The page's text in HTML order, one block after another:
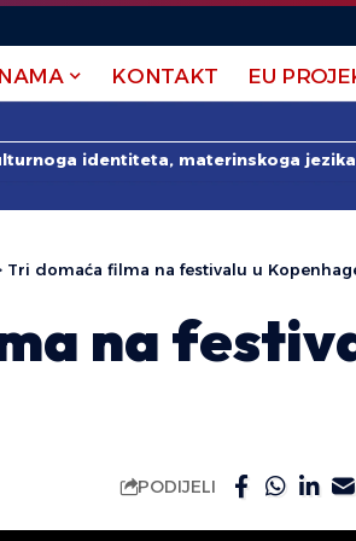
KONTAKT EU
identiteta, materinskoga
Tri domaća filma na festivalu u
na
PODIJELI